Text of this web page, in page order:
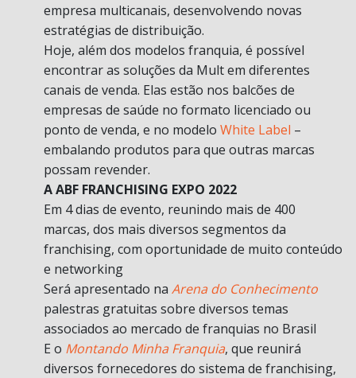
empresa multicanais, desenvolvendo novas
estratégias de distribuição.
Hoje, além dos modelos franquia, é possível
encontrar as soluções da Mult em diferentes
canais de venda. Elas estão nos balcões de
empresas de saúde no formato licenciado ou
ponto de venda, e no modelo White Label –
embalando produtos para que outras marcas
possam revender.
A ABF FRANCHISING EXPO 2022
Em 4 dias de evento, reunindo mais de 400
marcas, dos mais diversos segmentos da
franchising, com oportunidade de muito conteúdo
e networking
Será apresentado na Arena do Conhecimento
palestras gratuitas sobre diversos temas
associados ao mercado de franquias no Brasil
E o Montando Minha Franquia, que reunirá
diversos fornecedores do sistema de franchising,